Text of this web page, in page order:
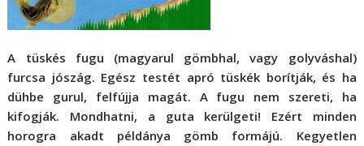
A tüskés fugu (magyarul gömbhal, vagy golyváshal)
furcsa jószág. Egész testét apró tüskék borítják, és ha
dühbe gurul, felfújja magát. A fugu nem szereti, ha
kifogják. Mondhatni, a guta kerülgeti! Ezért minden
horogra akadt példánya gömb formájú. Kegyetlen